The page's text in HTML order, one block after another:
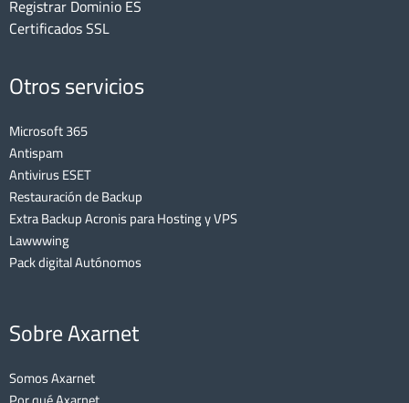
Registrar Dominio ES
Certificados SSL
Otros servicios
Microsoft 365
Antispam
Antivirus ESET
Restauración de Backup
Extra Backup Acronis para Hosting y VPS
Lawwwing
Pack digital Autónomos
Sobre Axarnet
Somos Axarnet